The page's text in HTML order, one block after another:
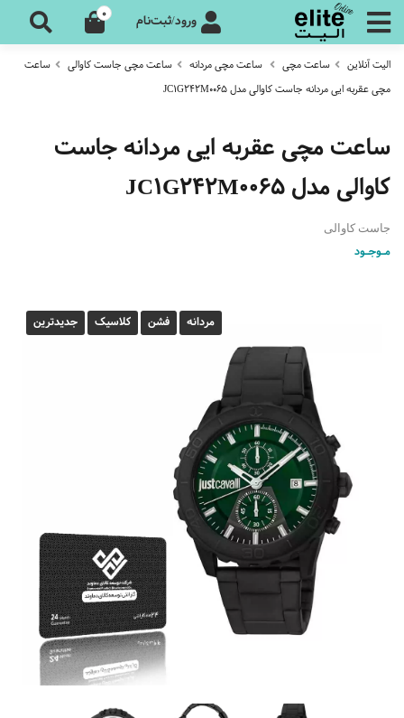
ورود/ثبت‌نام 0
الیت آنلاین ساعت مچی ساعت مچی مردانه ساعت مچی جاست کاوالی
ساعت
مچی عقربه ایی مردانه جاست کاوالی مدل JC1G242M0065
ساعت مچی عقربه ایی مردانه جاست
کاوالی مدل JC1G242M0065
جاست کاوالی
مـوجـود
مردانه فشن کلاسیک جدیدترین